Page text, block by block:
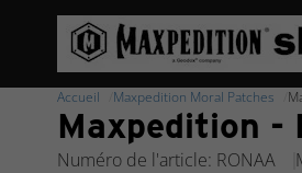
Accueil Maxpedition Moral Patches
Maxpedition -
Numéro de l'article: RONAA